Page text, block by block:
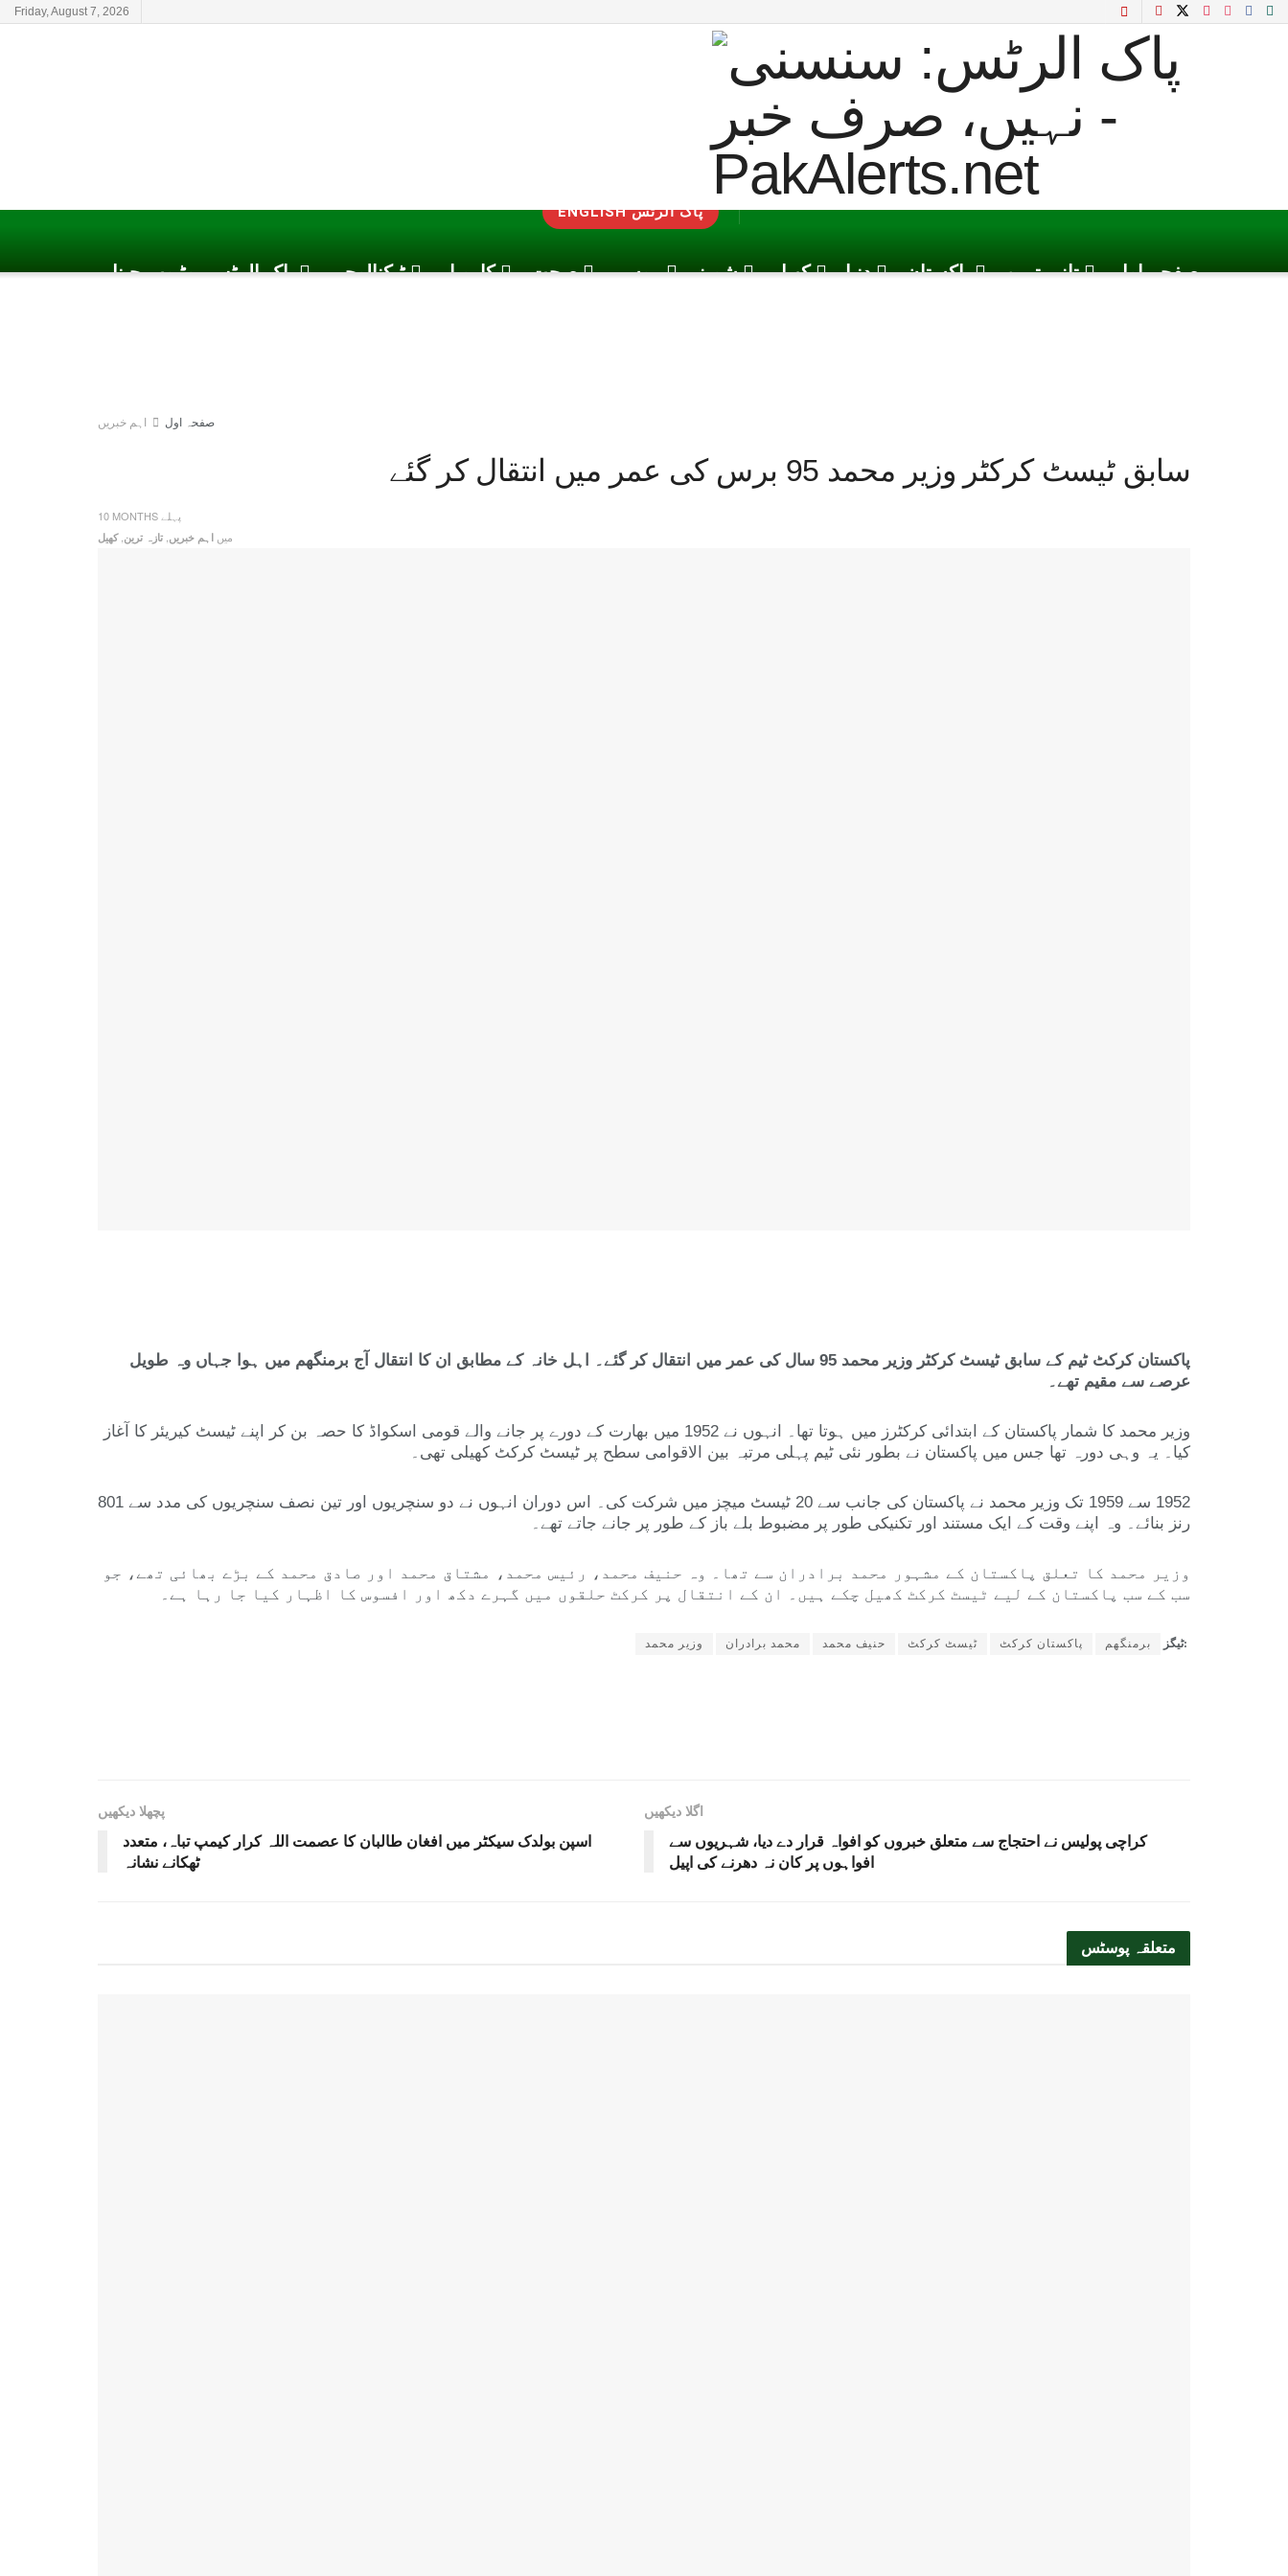
Friday, August 7, 2026
ENGLISH پاک الرٹس
پاک الرٹس یوٹیوب چینل ٹیکنالوجی کاروبار صحت موسم شوبز کھیل دنیا پاکستان تازہ ترین صفحہ اول
صفحہ اول اہم خبریں
سابق ٹیسٹ کرکٹر وزیر محمد 95 برس کی عمر میں انتقال کر گئے
10 MONTHS پہلے
میں اہم خبریں تازہ ترین ,کھیل
پاکستان کرکٹ ٹیم کے سابق ٹیسٹ کرکٹر وزیر محمد 95 سال کی عمر میں انتقال کر گئے۔ اہل خانہ کے مطابق ان کا انتقال آج برمنگھم میں ہوا جہاں وہ طویل
عرصے سے مقیم تھے۔
وزیر محمد کا شمار پاکستان کے ابتدائی کرکٹرز میں ہوتا تھا۔ انہوں نے 1952 میں بھارت کے دورے پر جانے والے قومی اسکواڈ کا حصہ بن کر اپنے ٹیسٹ کیریئر کا آغاز
کیا۔ یہ وہی دورہ تھا جس میں پاکستان نے بطور نئی ٹیم پہلی مرتبہ بین الاقوامی سطح پر ٹیسٹ کرکٹ کھیلی تھی۔
1952 سے 1959 تک وزیر محمد نے پاکستان کی جانب سے 20 ٹیسٹ میچز میں شرکت کی۔ اس دوران انہوں نے دو سنچریوں اور تین نصف سنچریوں کی مدد سے 801
رنز بنائے۔ وہ اپنے وقت کے ایک مستند اور تکنیکی طور پر مضبوط بلے باز کے طور پر جانے جاتے تھے۔
وزیر محمد کا تعلق پاکستان کے مشہور محمد برادران سے تھا۔ وہ حنیف محمد، رئیس محمد، مشتاق محمد اور صادق محمد کے بڑے بھائی تھے، جو
سب کے سب پاکستان کے لیے ٹیسٹ کرکٹ کھیل چکے ہیں۔ ان کے انتقال پر کرکٹ حلقوں میں گہرے دکھ اور افسوس کا اظہار کیا جا رہا ہے۔
ٹیگز: برمنگھم پاکستان کرکٹ ٹیسٹ کرکٹ حنیف محمد محمد برادران وزیر محمد
پچھلا دیکھیں
اسپن بولدک سیکٹر میں افغان طالبان کا عصمت اللہ کرار کیمپ تباہ، متعدد
ٹھکانے نشانہ
اگلا دیکھیں
کراچی پولیس نے احتجاج سے متعلق خبروں کو افواہ قرار دے دیا، شہریوں سے
افواہوں پر کان نہ دھرنے کی اپیل
متعلقہ پوسٹس